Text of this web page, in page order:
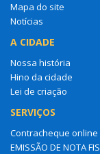
Mapa do site
Notícias
A CIDADE
Nossa história
Hino da cidade
Lei de criação
SERVIÇOS
Contracheque online
EMISSÃO DE NOTA